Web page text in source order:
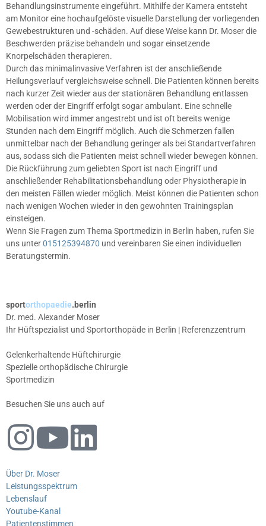
Behandlungsinstrumente eingeführt. Mithilfe der Kamera entsteht
am Monitor eine hochaufgelöste visuelle Darstellung der vorliegenden
Gewebestrukturen und -schäden. Auf diese Weise kann Dr. Moser die
Beschwerden präzise behandeln und sogar einsetzende
Knorpelschäden therapieren.
Durch das minimalinvasive Verfahren ist der anschließende
Heilungsverlauf vergleichsweise schnell. Die Patienten können bereits
nach kurzer Zeit wieder aus der stationären Behandlung entlassen
werden oder der Eingriff erfolgt sogar ambulant. Eine schnelle
Mobilisation wird immer angestrebt und ist oft bereits wenige
Stunden nach dem Eingriff möglich. Auch die Schmerzen fallen
unmittelbar nach der Behandlung geringer als bei Standartverfahren
aus, sodass sich die Patienten meist schnell wieder bewegen können.
Die Rückführung zum geliebten Sport ist nach Eingriff und
anschließender Rehabilitationsbehandlung oder Physiotherapie in
den meisten Fällen wieder möglich. Meist können die Patienten schon
nach wenigen Wochen wieder in den gewohnten Trainingsplan
einsteigen.
Wenn Sie Fragen zum Thema Sportmedizin in Berlin haben, rufen Sie
uns unter015125394870 und vereinbaren Sie einen individuellen
Beratungstermin.
sportorthopaedie.berlin
Dr. med. Alexander Moser
Ihr Hüftspezialist und Sportorthopäde in Berlin | Referenzzentrum
Gelenkerhaltende Hüftchirurgie
Spezielle orthopädische Chirurgie
Sportmedizin
Besuchen Sie uns auch auf
Über Dr. Moser
Leistungsspektrum
Lebenslauf
Youtube-Kanal
Patientenstimmen